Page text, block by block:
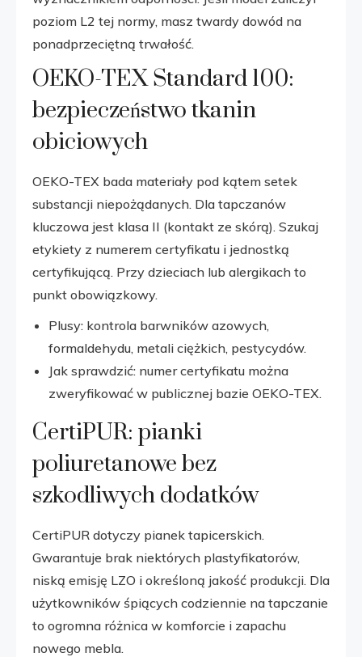
poziom L2 tej normy, masz twardy dowód na
ponadprzeciętną trwałość.
OEKO-TEX Standard 100:
bezpieczeństwo tkanin
obiciowych
OEKO-TEX bada materiały pod kątem setek
substancji niepożądanych. Dla tapczanów
kluczowa jest klasa II (kontakt ze skórą). Szukaj
etykiety z numerem certyfikatu i jednostką
certyfikującą. Przy dzieciach lub alergikach to
punkt obowiązkowy.
Plusy: kontrola barwników azowych,
formaldehydu, metali ciężkich, pestycydów.
Jak sprawdzić: numer certyfikatu można
zweryfikować w publicznej bazie OEKO-TEX.
CertiPUR: pianki
poliuretanowe bez
szkodliwych dodatków
CertiPUR dotyczy pianek tapicerskich.
Gwarantuje brak niektórych plastyfikatorów,
niską emisję LZO i określoną jakość produkcji. Dla
użytkowników śpiących codziennie na tapczanie
to ogromna różnica w komforcie i zapachu
nowego mebla.